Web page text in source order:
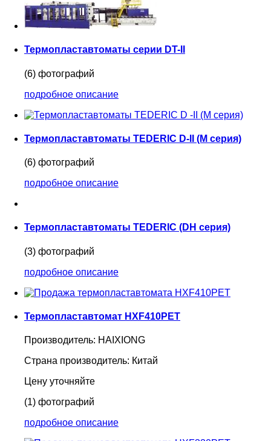
Термопластавтоматы серии DT-II
(6) фотографий
подробное описание
Термопластавтоматы TEDERIC D-II (M серия)
(6) фотографий
подробное описание
Термопластавтоматы TEDERIC (DH серия)
(3) фотографий
подробное описание
Термопластавтомат HXF410PET
Производитель: HAIXIONG
Страна производитель: Китай
Цену уточняйте
(1) фотографий
подробное описание